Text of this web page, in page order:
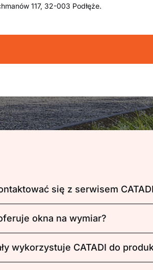
117, 32-003 Podłęże.
się z serwisem
okna na wymiar?
wykorzystuje CATADI do